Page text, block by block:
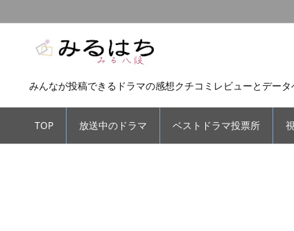
みんなが投稿できるドラマの感想クチコミレビューとデータ
TOP 放送中のドラマ ベストドラマ投票所